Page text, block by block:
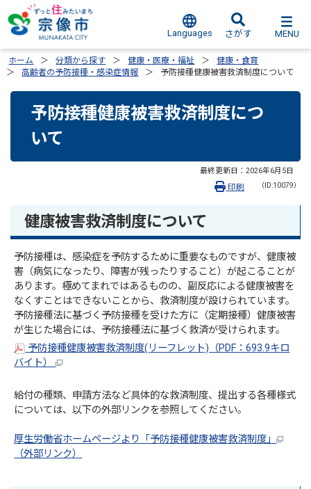
Languages さがす MENU
ホーム 分類から探す 健康・医療・福祉
健康・食育
高齢者の予防接種・感染症情報
予防接種健康被害救済制度について
予防接種健康被害救済制度につ
いて
最終更新日： 2026年6月5日
（ID:10079）
印刷
健康被害救済制度について
予防接種は、感染症を予防するために重要なものですが、健康被
害（病気になったり、障害が残ったりすること）が起こることが
あります。極めてまれではあるものの、副反応による健康被害を
なくすことはできないことから、救済制度が設けられています。
予防接種法に基づく予防接種を受けた方に（定期接種）健康被害
が生じた場合には、予防接種法に基づく救済が受けられます。
予防接種健康被害救済制度(リーフレット)（PDF：693.9キロ
バイト）
給付の種類、申請方法など具体的な救済制度、提出する各種様式
については、以下の外部リンクを参照してください。
厚生労働省ホームページより「予防接種健康被害救済制度」
（外部リンク）